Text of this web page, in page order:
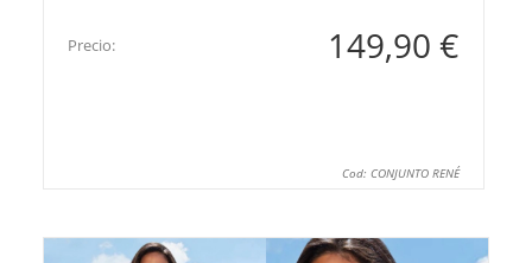
Precio: 149,90 €
Cod: CONJUNTO RENÉ